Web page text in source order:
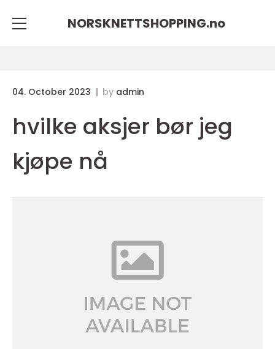
NORSKNETTSHOPPING.no
04. October 2023 by admin
hvilke aksjer bør jeg
kjøpe nå